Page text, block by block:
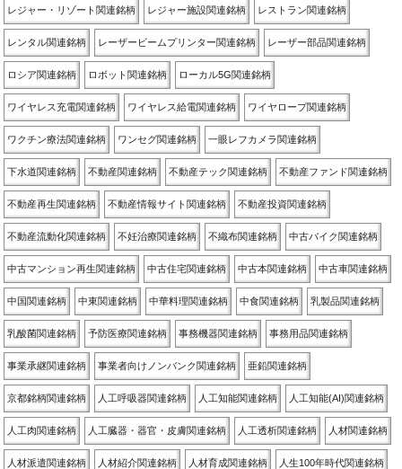
レジャー・リゾート関連銘柄 レジャー施設関連銘柄 レストラン関連銘柄
レンタル関連銘柄 レーザービームプリンター関連銘柄 レーザー部品関連銘柄
ロシア関連銘柄 ロボット関連銘柄 ローカル5G関連銘柄
ワイヤレス充電関連銘柄 ワイヤレス給電関連銘柄 ワイヤロープ関連銘柄
ワクチン療法関連銘柄 ワンセグ関連銘柄 一眼レフカメラ関連銘柄
下水道関連銘柄 不動産関連銘柄 不動産テック関連銘柄 不動産ファンド関連銘柄
不動産再生関連銘柄 不動産情報サイト関連銘柄 不動産投資関連銘柄
不動産流動化関連銘柄 不妊治療関連銘柄 不織布関連銘柄 中古バイク関連銘柄
中古マンション再生関連銘柄 中古住宅関連銘柄 中古本関連銘柄 中古車関連銘柄
中国関連銘柄 中東関連銘柄 中華料理関連銘柄 中食関連銘柄 乳製品関連銘柄
乳酸菌関連銘柄 予防医療関連銘柄 事務機器関連銘柄 事務用品関連銘柄
事業承継関連銘柄 事業者向けノンバンク関連銘柄 亜鉛関連銘柄
京都銘柄関連銘柄 人工呼吸器関連銘柄 人工知能関連銘柄 人工知能(AI)関連銘柄
人工肉関連銘柄 人工臓器・器官・皮膚関連銘柄 人工透析関連銘柄 人材関連銘柄
人材派遣関連銘柄 人材紹介関連銘柄 人材育成関連銘柄 人生100年時代関連銘柄